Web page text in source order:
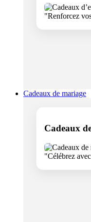
"Renforcez
Cadeaux de mariage
Cadeaux
"Célébrez